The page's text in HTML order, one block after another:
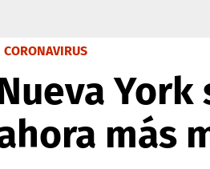
CORONAVIRUS
York
más